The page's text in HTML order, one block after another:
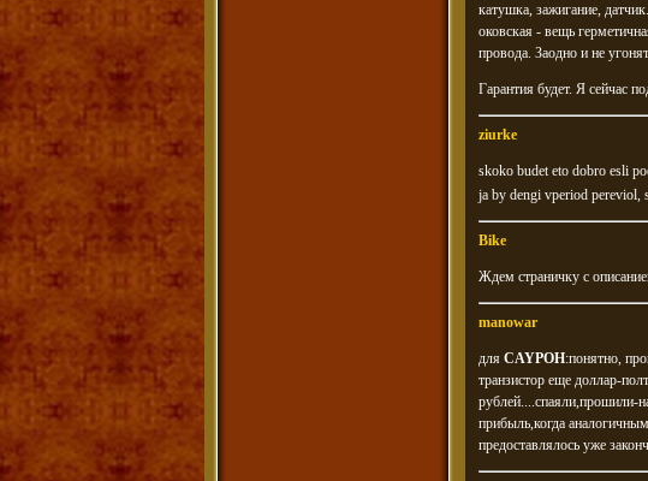
катушка, зажигание,
оковская - вещь
провода. Заодно и не
Гарантия будет. Я сейчас
ziurke
skoko budet eto dobro esli
ja by dengi vperiod pereviol,
Bike
Ждем страничку с
manowar
для CAYPOH:понятно,
транзистор еще доллар-
рублей....спаяли,прошили-
прибыль,когда
предоставлялось уже